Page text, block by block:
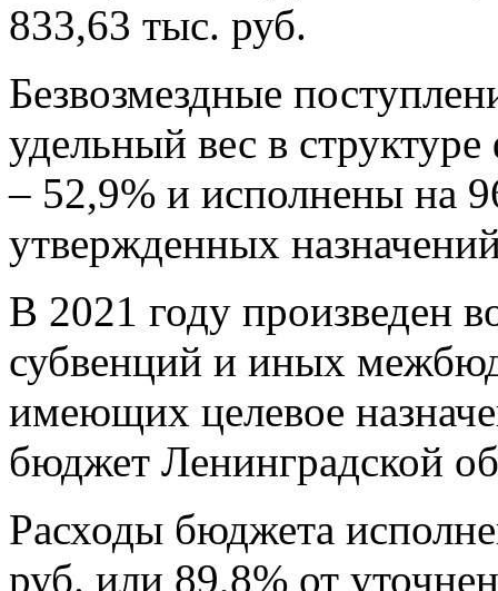
833,63 тыс. руб.
Безвозмездные
удельный вес в
– 52,9% и исполнены на
утвержденных
В 2021 году произведен
субвенций и иных
имеющих целевое
бюджет Ленинградской
Расходы бюджета
руб. или 89,8% от